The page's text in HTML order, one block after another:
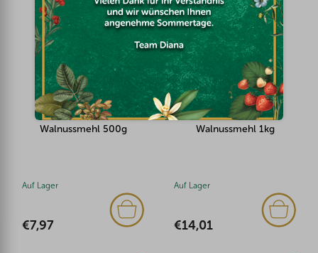
Walnussmehl 500g
Auf Lager
€7,97
Walnussmehl 1kg
Auf Lager
€14,01